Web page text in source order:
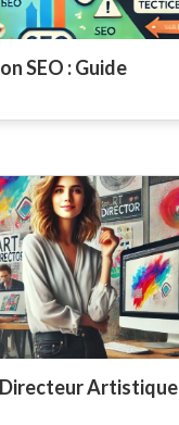
SEO : Guide
Artistique